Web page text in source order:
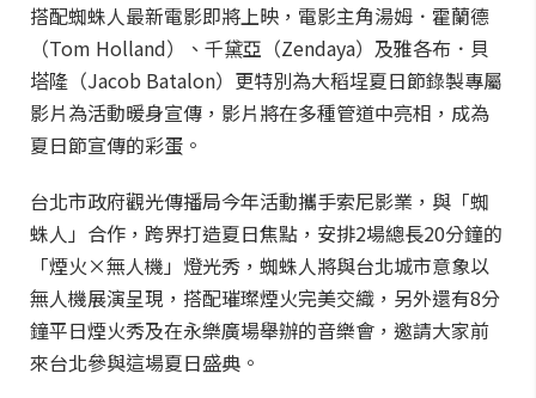
搭配蜘蛛人最新電影即將上映，電影主角湯姆．霍蘭德
（Tom Holland）、千黛亞（Zendaya）及雅各布．貝
塔隆（Jacob Batalon）更特別為大稻埕夏日節錄製專屬
影片為活動暖身宣傳，影片將在多種管道中亮相，成為
夏日節宣傳的彩蛋。
台北市政府觀光傳播局今年活動攜手索尼影業，與「蜘
蛛人」合作，跨界打造夏日焦點，安排2場總長20分鐘的
「煙火×無人機」燈光秀，蜘蛛人將與台北城市意象以
無人機展演呈現，搭配璀璨煙火完美交織，另外還有8分
鐘平日煙火秀及在永樂廣場舉辦的音樂會，邀請大家前
來台北參與這場夏日盛典。